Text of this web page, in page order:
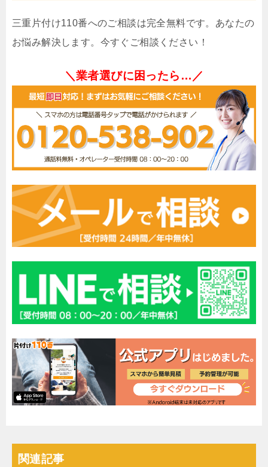
三重片付け110番へのご相談は完全無料です。あなたの
お悩み解決します。今すぐご相談ください！
＼業者選びに困ったら…／
関連記事